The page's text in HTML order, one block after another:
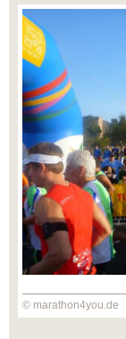
© marathon4you.de